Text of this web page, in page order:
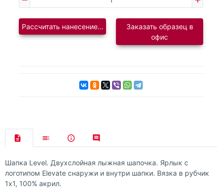
Рассчитать нанесение логотипаЗаказать образец в
офис
Шапка Level. Двухслойная лыжная шапочка. Ярлык с
логотипом Elevate снаружи и внутри шапки. Вязка в рубчик
1х1, 100% акрил.